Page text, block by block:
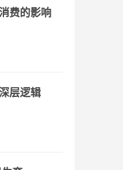
费的影响
层逻辑